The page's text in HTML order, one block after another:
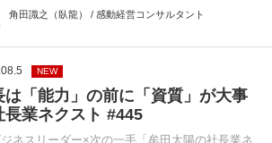
角田識之（臥龍） / 感動経営コンサルタント
NEW
は「能力」の前に「資質」が大事
長業ネクスト #445
ジネスリーダー×次の一手「牟田太陽の社長業ネ